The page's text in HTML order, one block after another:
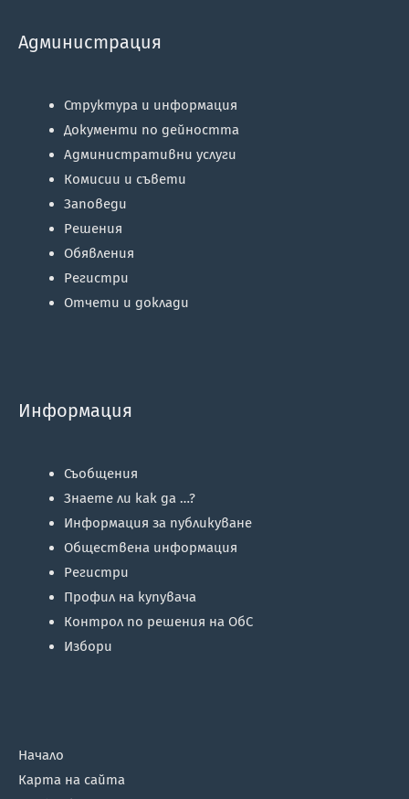
Администрация
Структура и информация
Документи по дейността
Административни услуги
Комисии и съвети
Заповеди
Решения
Обявления
Регистри
Отчети и доклади
Информация
Съобщения
Знаете ли как да …?
Информация за публикуване
Обществена информация
Регистри
Профил на купувача
Контрол по решения на ОбС
Избори
Начало
Карта на сайта